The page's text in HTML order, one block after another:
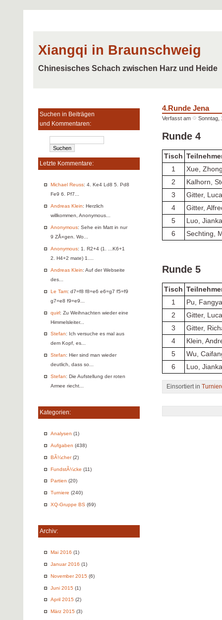
Xiangqi in Braunschweig
Chinesisches Schach zwischen Harz und Heide
Suchen in Beiträgen
und Kommentaren:
Letzte Kommentare:
Michael Reuss: 4. Ke4 Ld8 5. Pd8
Fe9 6. Pf7...
Andreas Klein: Herzlich
willkommen, Anonymous...
Anonymous: Sehe ein Matt in nur
9 ZÅ«gen. Wo...
Anonymous: 1. R2+4 (1. ...K6+1
2. H4+2 mate) 1....
Andreas Klein: Auf der Webseite
des...
Le Tam: d7=f8 f8=e6 e6=g7 f5=f9
g7=e8 f9=e9...
quirl: Zu Weihnachten wieder eine
Himmelsleiter...
Stefan: Ich versuche es mal aus
dem Kopf, es...
Stefan: Hier sind man wieder
deutlich, dass so...
Stefan: Die Aufstellung der roten
Armee riecht...
Kategorien:
Analysen (1)
Aufgaben (438)
BÃ¼cher(2)
FundstÃ¼cke (11)
Partien (20)
Turniere (240)
XQ-Gruppe BS (69)
Archiv:
Mai 2016 (1)
Januar 2016 (1)
November 2015 (6)
Juni 2015 (1)
April 2015 (2)
März 2015 (3)
4.Runde Jena
Verfasst am Sonntag,
Runde 4
Tisch
1
Xue,
2
Kalhorn,
3
Gitter,
4
Gitter,
5
Luo,
6
Sechting,
Runde 5
Tisch
1
Pu,
2
Gitter,
3
Gitter,
4
Klein,
5
Wu,
6
Luo,
Einsortiert in